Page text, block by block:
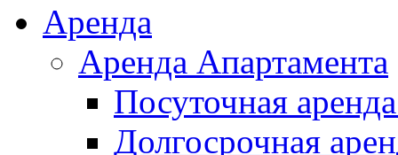
Аренда
Аренда Апартамента
Посуточная
Долгосрочная